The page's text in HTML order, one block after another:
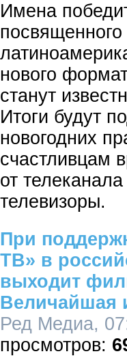
Имена
нового
станут
Итоги будут
новогодних
счастливцам
от
телевизоры.
При
ТВ» в
выходит
Величайшая
Ред Медиа,